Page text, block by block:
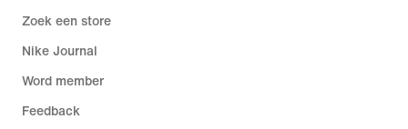
Zoek een store
Nike Journal
Word member
Feedback